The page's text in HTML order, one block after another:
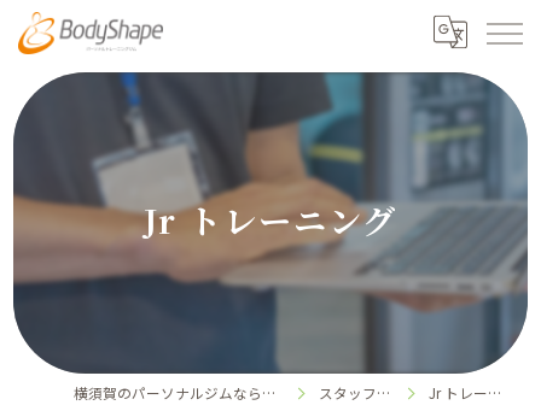
Jr トレーニング
横須賀のパーソナルジムならボディシェイプ スタッフブログ Jr トレーニング